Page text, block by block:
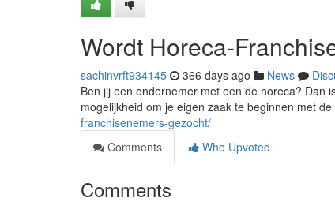
Wordt Horeca-
sachinvrft934145 366 days ago News
Ben jij een ondernemer met een de horeca? Dan
mogelijkheid om je eigen zaak te beginnen met
franchisenemers-gezocht/
Comments
Who Upvoted
Comments